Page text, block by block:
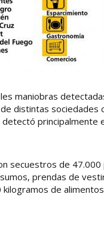
maniobras
distintas sociedades
principalmente
secuestros de
prendas de
de